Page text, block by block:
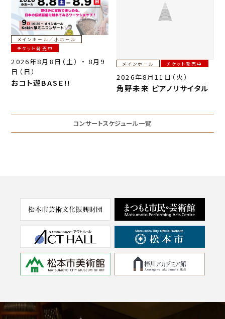
メインホール／小ホール
チケット発売中
2026年8月8日（土） ・ 8月9
日（日）
おコト遊BASE!!
メインホール チケット発売中
2026年8月11日（火）
角野未来 ピアノリサイタル
コンサートスケジュール一覧